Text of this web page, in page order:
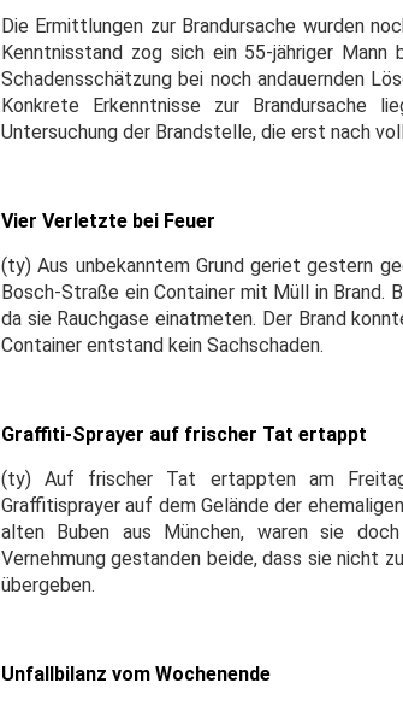
Die Ermittlungen zur Brandursache wurden
Kenntnisstand zog sich ein 55-jähriger Mann
Schadensschätzung bei noch andauernden
Konkrete Erkenntnisse zur Brandursache
Untersuchung der Brandstelle, die erst nach
Vier Verletzte bei Feuer
(ty) Aus unbekanntem Grund geriet gestern
Bosch-Straße ein Container mit Müll in Brand.
da sie Rauchgase einatmeten. Der Brand
Container entstand kein Sachschaden.
Graffiti-Sprayer auf frischer Tat ertappt
(ty) Auf frischer Tat ertappten am
Graffitisprayer auf dem Gelände der
alten Buben aus München, waren sie
Vernehmung gestanden beide, dass sie nicht
übergeben.
Unfallbilanz vom Wochenende